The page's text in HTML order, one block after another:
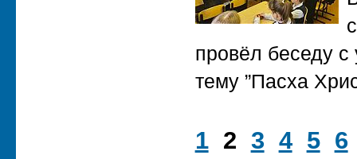
провёл беседу с
тему ”Пасха
12 3 4 5 6